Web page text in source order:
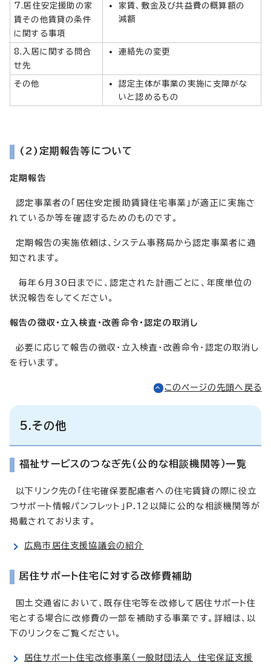
7.居住安定援助の家
賃その他賃貸の条件
に関する事項
家賃、敷金及び共益費の概算額の
減額
8.入居に関する問合
せ先
連絡先の変更
その他
認定主体が事業の実施に支障がな
いと認めるもの
(2)定期報告等について
定期報告
認定事業者の「居住安定援助賃貸住宅事業」が適正に実施さ
れているか等を確認するためのものです。
定期報告の実施依頼は、システム事務局から認定事業者に通
知されます。
毎年6月30日までに、認定された計画ごとに、年度単位の
状況報告をしてください。
報告の徴収・立入検査・改善命令・認定の取消し
必要に応じて報告の徴収・立入検査・改善命令・認定の取消し
を行います。
このページの先頭へ戻る
5.その他
福祉サービスのつなぎ先（公的な相談機関等）一覧
以下リンク先の「住宅確保要配慮者への住宅賃貸の際に役立
つサポート情報パンフレット」P.12以降に公的な相談機関等が
掲載されております。
広島市居住支援協議会の紹介
居住サポート住宅に対する改修費補助
国土交通省において、既存住宅等を改修して居住サポート住
宅とする場合に改修費の一部を補助する事業です。詳細は、以
下のリンクをご覧ください。
居住サポート住宅改修事業（一般財団法人 住宅保証支援